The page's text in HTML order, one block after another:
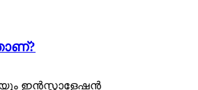
ഇൻസ്റ്റാളേഷൻ